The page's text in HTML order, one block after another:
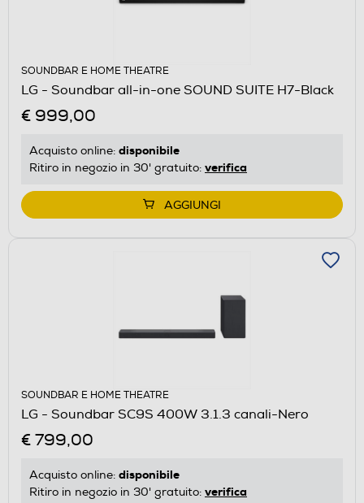
SOUNDBAR E HOME THEATRE
LG - Soundbar all-in-one SOUND SUITE H7-Black
€ 999,00
Acquisto online: disponibile
Ritiro in negozio in 30' gratuito: verifica
AGGIUNGI
SOUNDBAR E HOME THEATRE
LG - Soundbar SC9S 400W 3.1.3 canali-Nero
€ 799,00
Acquisto online: disponibile
Ritiro in negozio in 30' gratuito: verifica